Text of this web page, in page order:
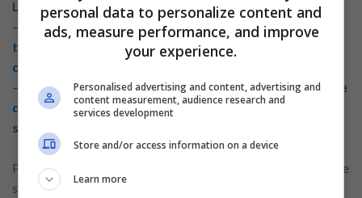
Lire d’autres contenus connexes :
–
Élaborez un curriculum vitae professionnel pour
travailler dans les supermarchés en tant qu’emballeur,
caissier et vendeur
–
Conseils sécuritaires pour ceux qui cherchent un poste
de caissier, emballeur ou auxiliaire dans les
supermarchés
Par exemple, un poste dans une grande surface nécessitera de
souligner la rapidité d’exécution et la rigueur, tandis qu’un
personal data to personalize content and
ads, measure performance, and improve
your experience.
Personalised advertising and content, advertising and
content measurement, audience research and
services development
Store and/or access information on a device
Learn more